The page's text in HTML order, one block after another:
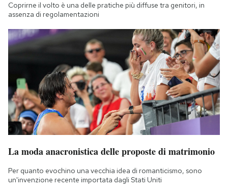
Coprirne il volto è una delle pratiche più diffuse tra genitori, in
assenza di regolamentazioni
La moda anacronistica delle proposte di matrimonio
Per quanto evochino una vecchia idea di romanticismo, sono
un'invenzione recente importata dagli Stati Uniti